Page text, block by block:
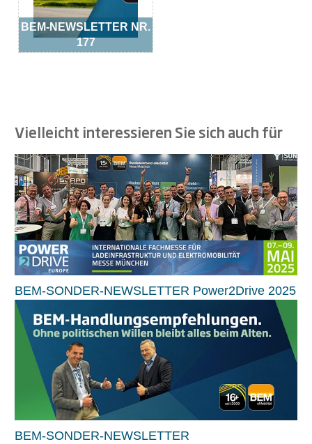
BEM-NEWSLETTER NR.
177
Vielleicht interessieren Sie sich auch für
BEM-SONDER-NEWSLETTER Power2Drive 2025
BEM-SONDER-NEWSLETTER